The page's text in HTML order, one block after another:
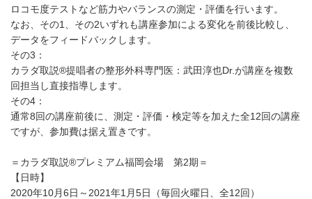
ロコモ度テストなど筋力やバランスの測定・評価を行います。
なお、その1、その2いずれも講座参加による変化を前後比較し、
データをフィードバックします。
その3：
カラダ取説®提唱者の整形外科専門医：武田淳也Dr.が講座を複数
回担当し直接指導します。
その4：
通常8回の講座前後に、測定・評価・検定等を加えた全12回の講座
ですが、参加費は据え置きです。
＝カラダ取説®プレミアム福岡会場 第2期＝
【日時】
2020年10月6日～2021年1月5日（毎回火曜日、全12回）